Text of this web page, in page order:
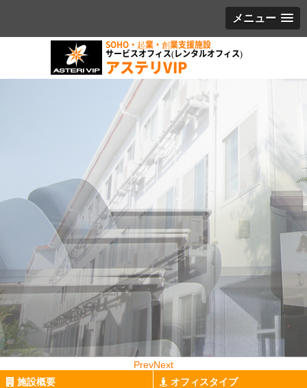
メニュー
SOHO・起業・創業支援施設
サービスオフィス(レンタルオフィス)
アステリVIP
PrevNext
施設概要
オフィスタイプ